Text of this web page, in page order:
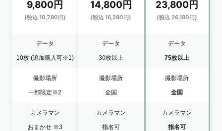
9,800円
(税込 10,780円)
データ
10枚 (追加購入可※1)
撮影場所
一部限定※2
カメラマン
おまかせ ※3
14,800円
(税込 16,280円)
データ
30枚以上
撮影場所
全国
カメラマン
指名可
23,800円
(税込 26,180円)
データ
75枚以上
撮影場所
全国
カメラマン
指名可